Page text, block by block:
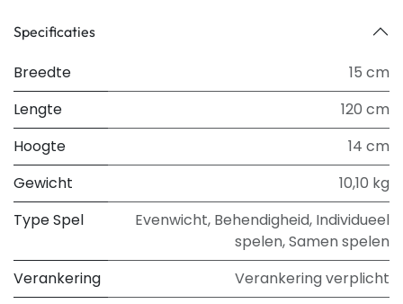
Specificaties
Breedte
15 cm
Lengte
120 cm
Hoogte
14 cm
Gewicht
10,10 kg
Type Spel
Evenwicht, Behendigheid, Individueel
spelen,Samen spelen
Verankering
Verankering verplicht